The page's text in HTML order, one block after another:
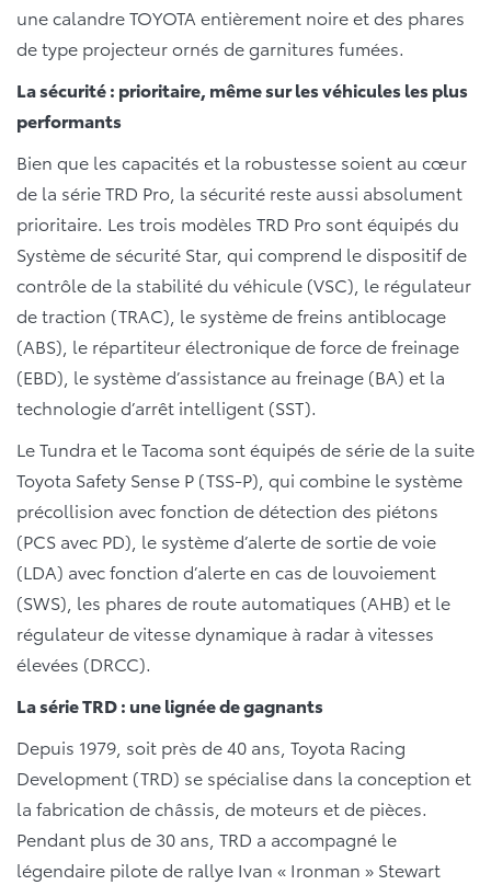
une calandre TOYOTA entièrement noire et des phares
de type projecteur ornés de garnitures fumées.
La sécurité : prioritaire, même sur les véhicules les plus
performants
Bien que les capacités et la robustesse soient au cœur
de la série TRD Pro, la sécurité reste aussi absolument
prioritaire. Les trois modèles TRD Pro sont équipés du
Système de sécurité Star, qui comprend le dispositif de
contrôle de la stabilité du véhicule (VSC), le régulateur
de traction (TRAC), le système de freins antiblocage
(ABS), le répartiteur électronique de force de freinage
(EBD), le système d’assistance au freinage (BA) et la
technologie d’arrêt intelligent (SST).
Le Tundra et le Tacoma sont équipés de série de la suite
Toyota Safety Sense P (TSS-P), qui combine le système
précollision avec fonction de détection des piétons
(PCS avec PD), le système d’alerte de sortie de voie
(LDA) avec fonction d’alerte en cas de louvoiement
(SWS), les phares de route automatiques (AHB) et le
régulateur de vitesse dynamique à radar à vitesses
élevées (DRCC).
La série TRD : une lignée de gagnants
Depuis 1979, soit près de 40 ans, Toyota Racing
Development (TRD) se spécialise dans la conception et
la fabrication de châssis, de moteurs et de pièces.
Pendant plus de 30 ans, TRD a accompagné le
légendaire pilote de rallye Ivan « Ironman » Stewart